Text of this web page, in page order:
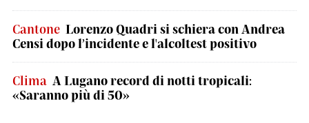
Cantone Lorenzo Quadri si schiera con Andrea
Censi dopo l’incidente e l'alcoltest positivo
Clima A Lugano record di notti tropicali:
«Saranno più di 50»